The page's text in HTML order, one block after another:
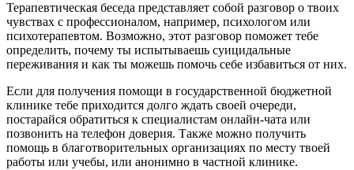
Терапевтическая беседа представляет собой разговор о твоих
чувствах с профессионалом, например, психологом или
психотерапевтом. Возможно, этот разговор поможет тебе
определить, почему ты испытываешь суицидальные
переживания и как ты можешь помочь себе избавиться от них.
Если для получения помощи в государственной бюджетной
клинике тебе приходится долго ждать своей очереди,
постарайся обратиться к специалистам онлайн-чата или
позвонить на телефон доверия. Также можно получить
помощь в благотворительных организациях по месту твоей
работы или учебы, или анонимно в частной клинике.